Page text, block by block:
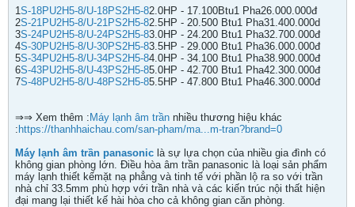
1S-18PU2H5-8/U-18PS2H5-82.0HP - 17.100Btu1 Pha26.000.000đ
2S-21PU2H5-8/U-21PS2H5-82.5HP - 20.500 Btu1 Pha31.400.000d
3S-24PU2H5-8/U-24PS2H5-83.0HP - 24.200 Btu1 Pha32.700.000đ
4S-30PU2H5-8/U-30PS2H5-83.5HP - 29.000 Btu1 Pha36.000.000đ
5S-34PU2H5-8/U-34PS2H5-84.0HP - 34.100 Btu1 Pha38.900.000đ
6S-43PU2H5-8/U-43PS2H5-85.0HP - 42.700 Btu1 Pha42.300.000đ
7S-48PU2H5-8/U-48PS2H5-85.5HP - 47.800 Btu1 Pha46.300.000đ
⇒⇒ Xem thêm : Máy lạnh âm trần nhiều thương hiệu khác
: https://thanhhaichau.com/san-pham/ma...m-tran?brand=0
Máy lạnh âm trần panasonic là sự lựa chọn của nhiều gia đình có
không gian phòng lớn. Điều hòa âm trần panasonic là loại sản phẩm
máy lạnh thiết kếmặt nạ phẳng và tinh tế với phần lộ ra so với trần
nhà chỉ 33.5mm phù hợp với trần nhà và các kiến trúc nội thất hiện
đại mang lại thiết kế hài hòa cho cả không gian căn phòng.